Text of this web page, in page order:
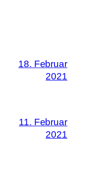
18. Februar
2021
11. Februar
2021